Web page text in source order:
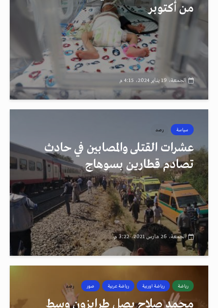
من أكتوبر
الجمعة، 19 يناير 2024، 4:15 م
سياسة رصد
عشرات القتلى والمصابين في حادث
تصادم قطارين بسوهاج
الجمعة، 26 مارس 2021، 3:22 م
رياضة رياضة اوربية رياضة عربية صور رصد
محمد صلاح يصل طرابزون وسط